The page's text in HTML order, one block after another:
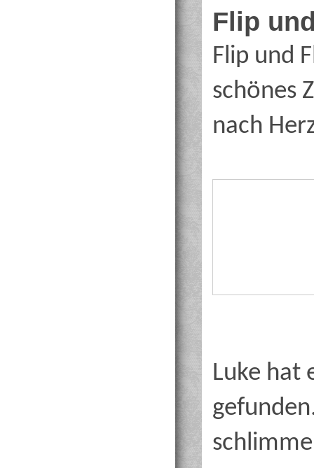
Flip
Flip und
schönes
nach
Luke hat